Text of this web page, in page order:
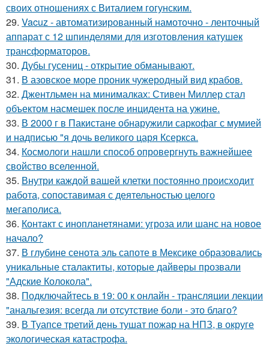
своих отношениях с Виталием гогунским.
29. Vacuz - автоматизированный намоточно - ленточный
аппарат с 12 шпинделями для изготовления катушек
трансформаторов.
30. Дубы гусениц - открытие обманывают.
31. В азовское море проник чужеродный вид крабов.
32. Джентльмен на минималках: Стивен Миллер стал
объектом насмешек после инцидента на ужине.
33. В 2000 г в Пакистане обнаружили саркофаг с мумией
и надписью "я дочь великого царя Ксеркса.
34. Космологи нашли способ опровергнуть важнейшее
свойство вселенной.
35. Внутри каждой вашей клетки постоянно происходит
работа, сопоставимая с деятельностью целого
мегаполиса.
36. Контакт с инопланетянами: угроза или шанс на новое
начало?
37. В глубине сенота эль сапоте в Мексике образовались
уникальные сталактиты, которые дайверы прозвали
"Адские Колокола".
38. Подключайтесь в 19: 00 к онлайн - трансляции лекции
"анальгезия: всегда ли отсутствие боли - это благо?
39. В Туапсе третий день тушат пожар на НПЗ, в округе
экологическая катастрофа.